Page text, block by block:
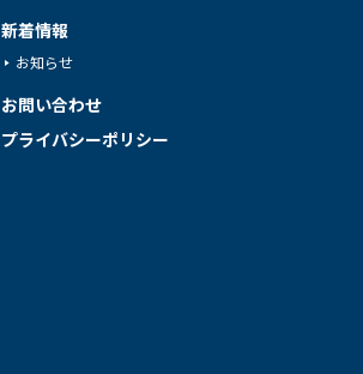
新着情報
お知らせ
お問い合わせ
プライバシーポリシー